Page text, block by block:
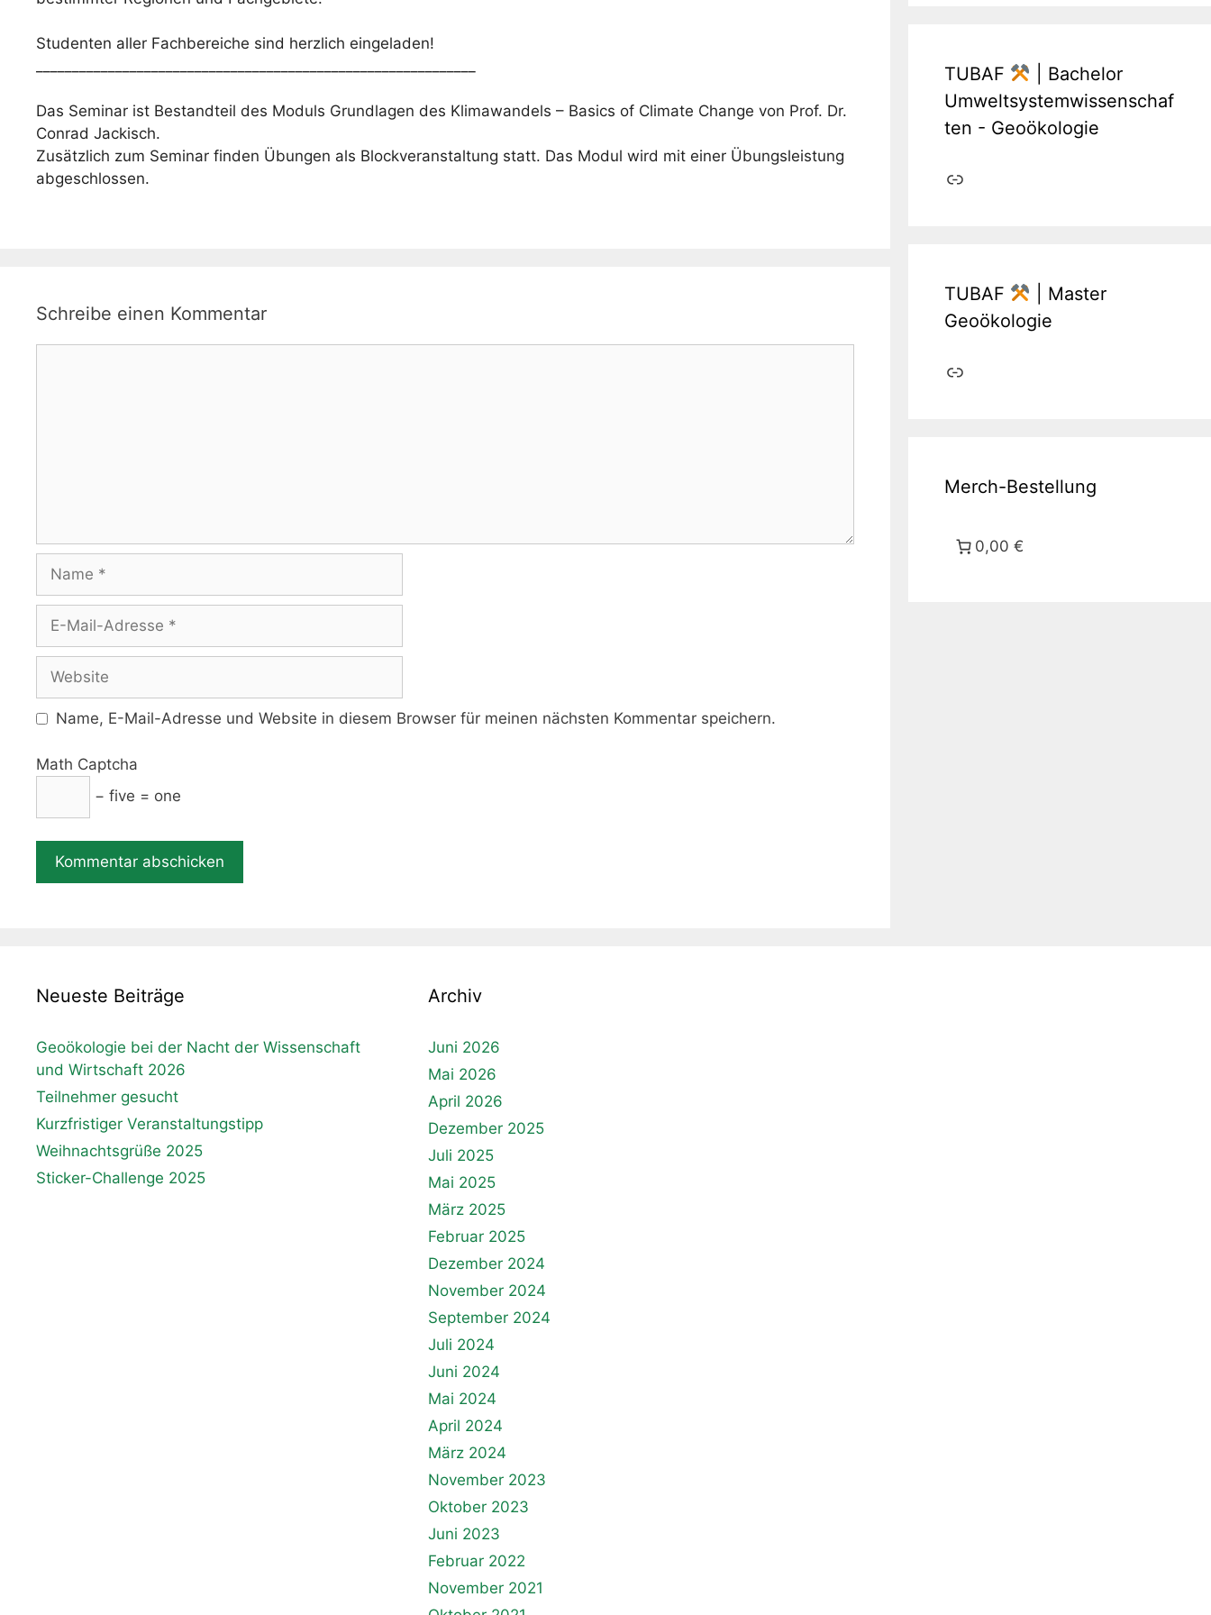
Studenten aller Fachbereiche sind herzlich eingeladen!
Das Seminar ist Bestandteil des Moduls Grundlagen des Klimawandels – Basics of Climate Change von Prof. Dr.
Conrad Jackisch.
Zusätzlich zum Seminar finden Übungen als Blockveranstaltung statt. Das Modul wird mit einer Übungsleistung
abgeschlossen.
Schreibe einen Kommentar
Name
Adresse
Website
Name, E-Mail-Adresse und Website in diesem Browser für meinen nächsten Kommentar speichern.
Math Captcha
− five = one
TUBAF
| Bachelor
Umweltsystemwissenschaf
ten - Geoökologie
Link
TUBAF
| Master
Geoökologie
Link
Merch-Bestellung
0,00 €
Neueste Beiträge
Geoökologie bei der Nacht der Wissenschaft
und Wirtschaft 2026
Teilnehmer gesucht
Kurzfristiger Veranstaltungstipp
Weihnachtsgrüße 2025
Sticker-Challenge 2025
Archiv
Juni 2026
Mai 2026
April 2026
Dezember 2025
Juli 2025
Mai 2025
März 2025
Februar 2025
Dezember 2024
November 2024
September 2024
Juli 2024
Juni 2024
Mai 2024
April 2024
März 2024
November 2023
Oktober 2023
Juni 2023
Februar 2022
November 2021